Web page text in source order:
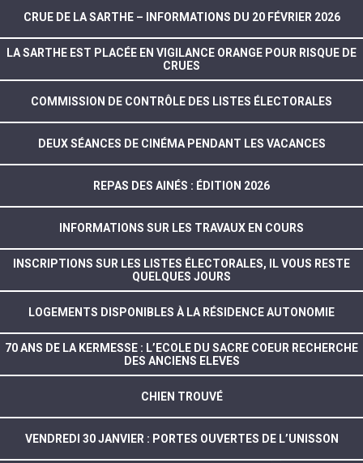
CRUE DE LA SARTHE – INFORMATIONS DU 20 FÉVRIER 2026
LA SARTHE EST PLACÉE EN VIGILANCE ORANGE POUR RISQUE DE
CRUES
COMMISSION DE CONTRÔLE DES LISTES ÉLECTORALES
DEUX SÉANCES DE CINÉMA PENDANT LES VACANCES
REPAS DES AINÉS : ÉDITION 2026
INFORMATIONS SUR LES TRAVAUX EN COURS
INSCRIPTIONS SUR LES LISTES ÉLECTORALES, IL VOUS RESTE
QUELQUES JOURS
LOGEMENTS DISPONIBLES À LA RÉSIDENCE AUTONOMIE
70 ANS DE LA KERMESSE : L’ECOLE DU SACRE COEUR RECHERCHE
DES ANCIENS ELEVES
CHIEN TROUVÉ
VENDREDI 30 JANVIER : PORTES OUVERTES DE L’UNISSON